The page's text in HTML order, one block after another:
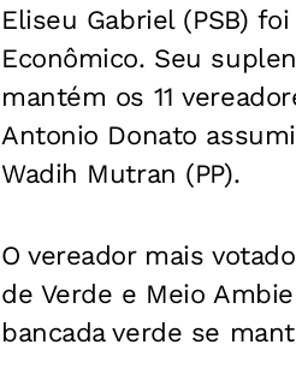
Eliseu Gabriel (PSB)
Econômico. Seu
mantém os 11
Antonio Donato
Wadih Mutran (PP).
O vereador mais
de Verde e Meio
bancada verde se